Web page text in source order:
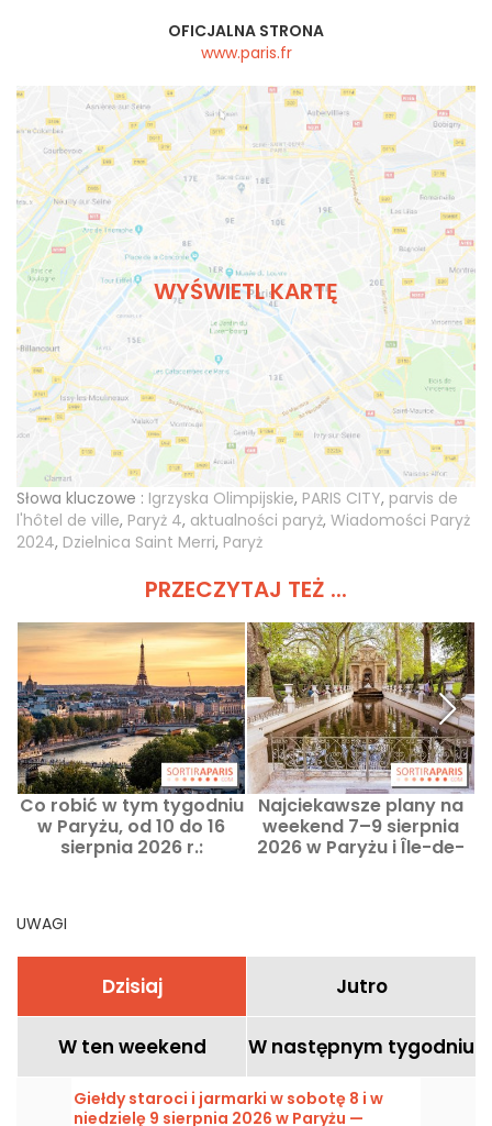
OFICJALNA STRONA
www.paris.fr
WYŚWIETL KARTĘ
Słowa kluczowe : Igrzyska Olimpijskie, PARIS CITY, parvis de
l'hôtel de ville, Paryż 4, aktualności paryż, Wiadomości Paryż
2024, Dzielnica Saint Merri, Paryż
PRZECZYTAJ TEŻ ...
Co robić w tym tygodniu
w Paryżu, od 10 do 16
sierpnia 2026 r.:
Najciekawsze plany na
weekend 7–9 sierpnia
2026 w Paryżu i Île-de-
UWAGI
Dzisiaj Jutro
W ten weekend W następnym tygodniu
Giełdy staroci i jarmarki w sobotę 8 i w
niedzielę 9 sierpnia 2026 w Paryżu —